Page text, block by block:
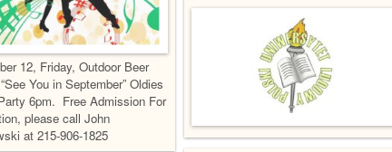
12, Friday, Outdoor Beer
You in September” Oldies
6pm. Free Admission For
please call John
at 215-906-1825